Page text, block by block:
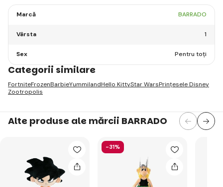
Marcă BARRADO
Vârsta 1
Sex Pentru toți
Categorii similare
FortniteFrozenBarbieYummilandHello KittyStar WarsPrințesele Disney
Zootropolis
Alte produse ale mărcii BARRADO
-31%